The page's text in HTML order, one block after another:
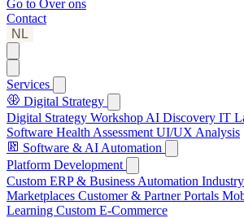
Go to Over ons
Contact
NL
Services
Digital Strategy
Digital Strategy Workshop AI Discovery IT
Software Health Assessment UI/UX Analysis
Software & AI Automation
Platform Development
Custom ERP & Business Automation
Marketplaces Customer & Partner Portals
Learning Custom E-Commerce